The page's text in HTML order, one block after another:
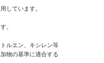
しています。
。
ルエン、キシレン等
物の基準に適合する